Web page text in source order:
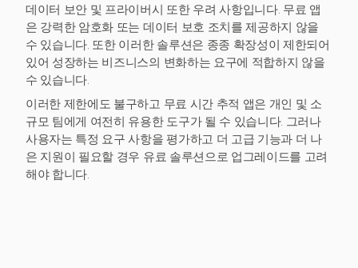
데이터 보안 및 프라이버시 또한 우려 사항입니다. 무료 앱
은 강력한 암호화 또는 데이터 보호 조치를 제공하지 않을
수 있습니다. 또한 이러한 솔루션은 종종 확장성이 제한되어
있어 성장하는 비즈니스의 변화하는 요구에 적합하지 않을
수 있습니다.
이러한 제한에도 불구하고 무료 시간 추적 앱은 개인 및 소
규모 팀에게 여전히 유용한 도구가 될 수 있습니다. 그러나
사용자는 특정 요구 사항을 평가하고 더 고급 기능과 더 나
은 지원이 필요할 경우 유료 솔루션으로 업그레이드를 고려
해야 합니다.